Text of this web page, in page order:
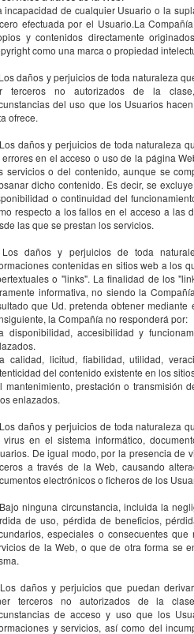
incapacidad de cualquier Usuario o la
efectuada por el Usuario.La
y contenidos directamente
como una marca o propiedad
daños y perjuicios de toda naturaleza
terceros no autorizados de la
del uso que los Usuarios
ofrece.
daños y perjuicios de toda naturaleza
en el acceso o uso de la página
servicios o del contenido, aunque se
dicho contenido. Es decir, se
o continuidad del
respecto a los fallos en el acceso a las
las que se prestan los servicios.
daños y perjuicios de toda
contenidas en sitios web a los
o "links". La finalidad de los
informativa, no siendo la
que Ud. pretenda obtener
la Compañía no responderá por:
disponibilidad, accesibilidad y
calidad, licitud, fiabilidad, utilidad,
del contenido existente en los
mantenimiento, prestación o transmisión
enlazados.
daños y perjuicios de toda naturaleza
virus en el sistema informático,
De igual modo, por la presencia de
a través de la Web, causando
electrónicos o ficheros de los
ninguna circunstancia, incluida la
de uso, pérdida de beneficios,
especiales o consecuentes
de la Web, o que de otra forma se
daños y perjuicios que puedan
terceros no autorizados de la
de acceso y uso que los
y servicios, así como del